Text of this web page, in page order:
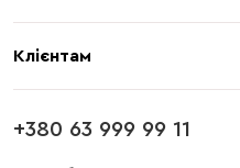
Клієнтам
Оплата
+380 63 999 99 11